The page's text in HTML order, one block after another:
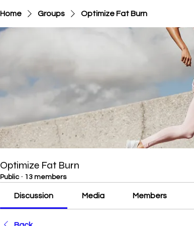
Home Groups Optimize Fat Burn
Optimize Fat Burn
Public · 13 members
Discussion Media Members